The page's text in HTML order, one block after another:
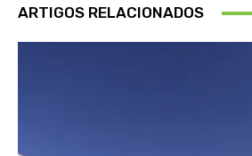
ARTIGOS RELACIONADOS